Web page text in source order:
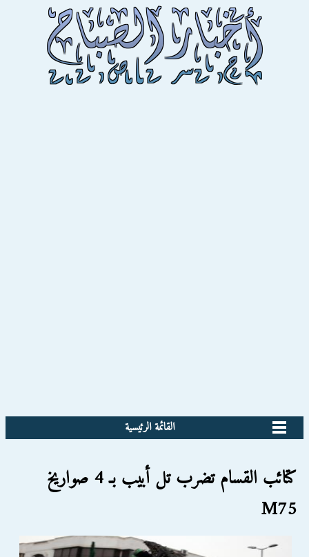
القائمة الرئيسية
كتائب القسام تضرب تل أبيب بـ 4 صواريخ
M75